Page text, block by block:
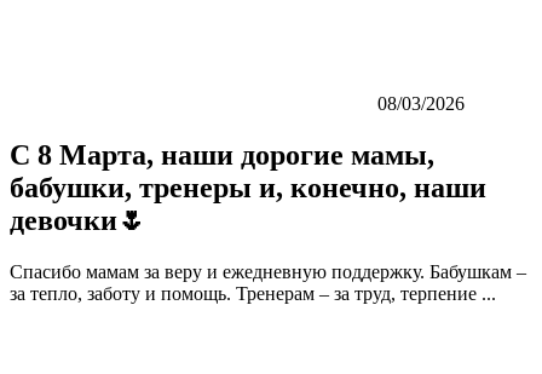
08/03/2026
С 8 Марта, наши дорогие мамы,
бабушки, тренеры и, конечно, наши
девочки🌷
Спасибо мамам за веру и ежедневную поддержку. Бабушкам –
за тепло, заботу и помощь. Тренерам – за труд, терпение ...